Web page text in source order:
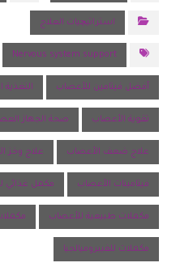
استراتيچيات العلاج
Nervous system support
أفضل فيتامين للأعصاب التغذية
تقوية الأعصاب صحة الجهاز
علاج ضعف الأعصاب علاج وخز
فيتامينات الأعصاب مكمل غذائي
مكملات طبيعية للأعصاب
مكملات للفيبروميالجيا